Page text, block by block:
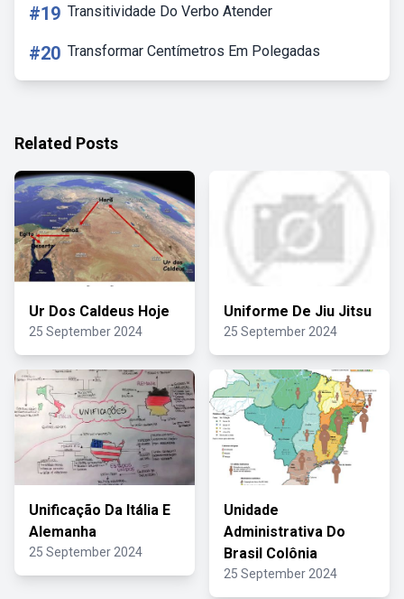
#19 Transitividade Do Verbo Atender
#20 Transformar Centímetros Em Polegadas
Related Posts
Ur Dos Caldeus Hoje
25 September 2024
Uniforme De Jiu Jitsu
25 September 2024
Unificação Da Itália E
Alemanha
25 September 2024
Unidade
Administrativa Do
Brasil Colônia
25 September 2024